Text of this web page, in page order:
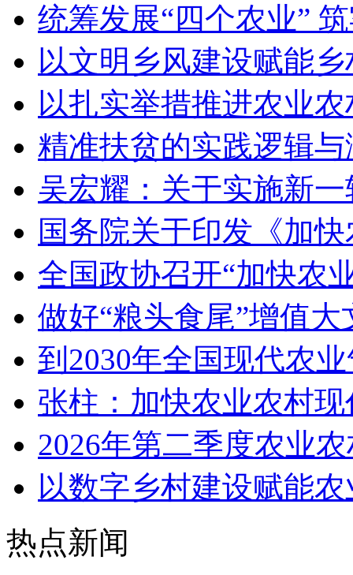
统筹发展“四个农业”
以文明乡风建设赋能
以扎实举措推进农业
精准扶贫的实践逻辑
吴宏耀：关于实施新
国务院关于印发《加
全国政协召开“加快农
做好“粮头食尾”增值大
到2030年全国现代农
张柱：加快农业农村
2026年第二季度农业
以数字乡村建设赋能
热点新闻